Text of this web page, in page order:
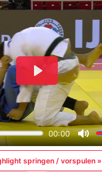
springen / vorspulen »